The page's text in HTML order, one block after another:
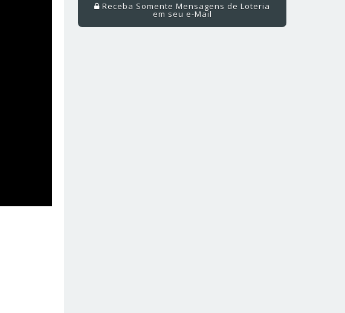
Receba Somente Mensagens de Loteria
em seu e-Mail